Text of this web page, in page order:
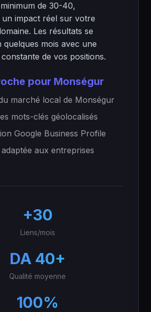
de 30-40,
un impact réel sur votre
Les résultats se
quelques mois avec une
de vos positions.
pour Monségur
marché local de Monségur
mots-clés géolocalisés
Google Business Profile
aux entreprises
+30
Liens/mois
DA 40+
Qualité moyenne
100%